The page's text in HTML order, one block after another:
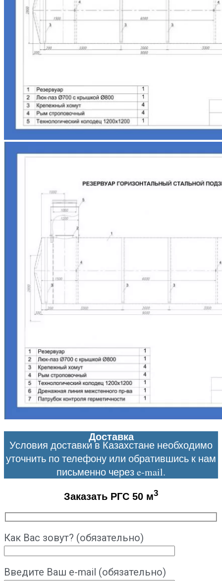
Доставка
Условия доставки в Казахстане необходимо
уточнить по телефону или обратившись к нам
письменно через e-mail.
Заказать РГС 50 м3
Как Вас зовут? (обязательно)
Введите Ваш e-mail (обязательно)